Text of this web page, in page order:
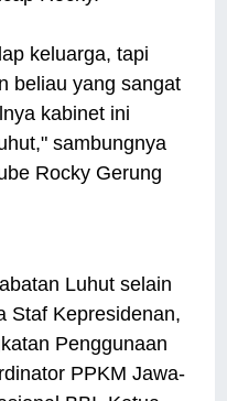
keluarga, tapi
beliau yang sangat
kabinet ini
sambungnya
Rocky Gerung
Luhut selain
Staf Kepresidenan,
Penggunaan
PPKM Jawa-